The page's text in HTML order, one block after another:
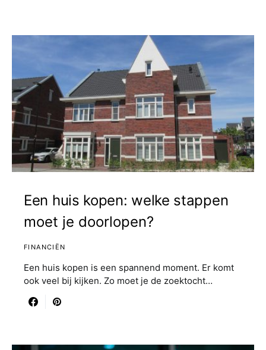
Een huis kopen: welke stappen
moet je doorlopen?
FINANCIËN
Een huis kopen is een spannend moment. Er komt
ook veel bij kijken. Zo moet je de zoektocht…